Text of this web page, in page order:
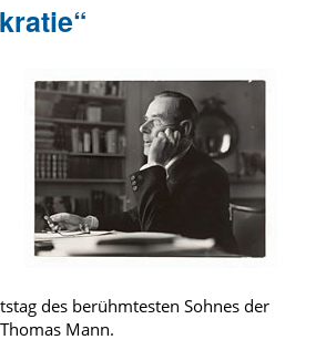
des berühmtesten Sohnes der
Mann.